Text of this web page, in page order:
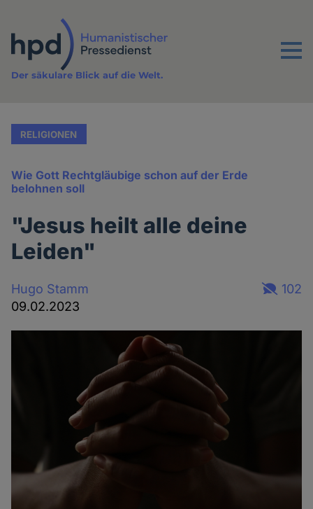
Inhalt
Menu
Der säkulare Blick auf die Welt.
RELIGIONEN
Wie Gott Rechtgläubige schon auf der Erde
belohnen soll
"Jesus heilt alle deine
Leiden"
Hugo Stamm
09.02.2023
102